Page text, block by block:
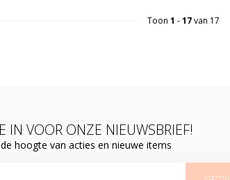
Toon 1 -17van 17
IN VOOR ONZE NIEUWSBRIEF!
hoogte van acties en nieuwe items